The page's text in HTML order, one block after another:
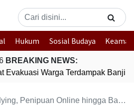
Hukum Sosial Budaya
BREAKING NEWS:
Evakuasi Warga Terdampak Banjir
hingga Bahaya Pinjol, Polda Kaltim Gelar Jumat Curhat Bersama Bank Mandiri